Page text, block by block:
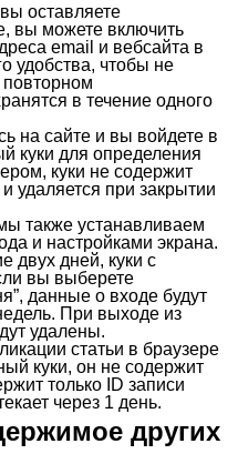
оставляете
вы можете включить
email и вебсайта в
удобства, чтобы не
в течение одного
на сайте и вы войдете в
куки для определения
куки не содержит
удаляется при закрытии
также устанавливаем
и настройками экрана.
двух дней, куки с
вы выберете
данные о входе будут
При выходе из
удалены.
статьи в браузере
куки, он не содержит
только ID записи
через 1 день.
других